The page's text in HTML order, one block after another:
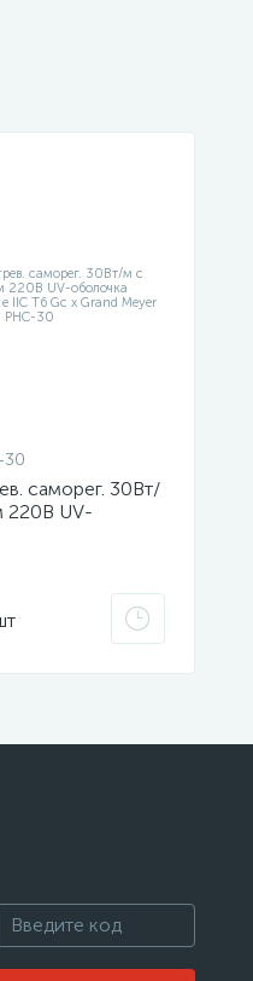
30
саморег. 30Вт/
220В UV-